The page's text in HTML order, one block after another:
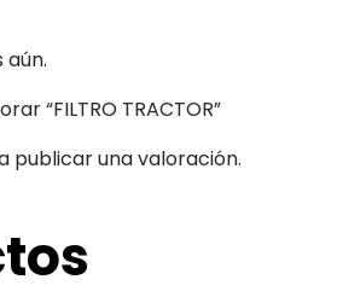
aún.
“FILTRO TRACTOR”
publicar una valoración.